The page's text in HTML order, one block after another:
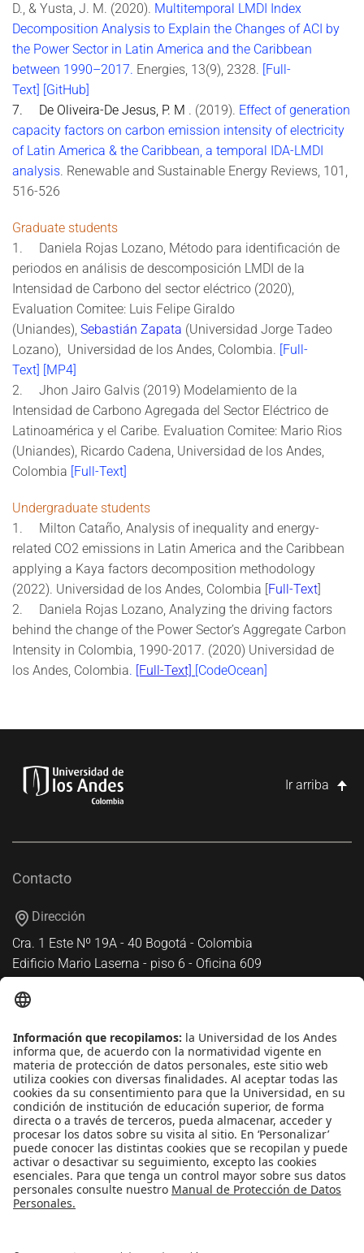
D., & Yusta, J. M. (2020). Multitemporal LMDI Index
Decomposition Analysis to Explain the Changes of ACI by
the Power Sector in Latin America and the Caribbean
between 1990–2017. Energies, 13(9), 2328. [Full-
Text] [GitHub]
7. De Oliveira-De Jesus, P. M . (2019). Effect of generation
capacity factors on carbon emission intensity of electricity
of Latin America & the Caribbean, a temporal IDA-LMDI
analysis. Renewable and Sustainable Energy Reviews, 101,
516-526
Graduate students
1. Daniela Rojas Lozano, Método para identificación de
periodos en análisis de descomposición LMDI de la
Intensidad de Carbono del sector eléctrico (2020),
Evaluation Comitee: Luis Felipe Giraldo
(Uniandes), Sebastián Zapata (Universidad Jorge Tadeo
Lozano), Universidad de los Andes, Colombia. [Full-
Text] [MP4]
2. Jhon Jairo Galvis (2019) Modelamiento de la
Intensidad de Carbono Agregada del Sector Eléctrico de
Latinoamérica y el Caribe. Evaluation Comitee: Mario Rios
(Uniandes), Ricardo Cadena, Universidad de los Andes,
Colombia [Full-Text]
Undergraduate students
1.
Milton Cataño, Analysis of inequality and energy-
related CO2 emissions in Latin America and the Caribbean
applying a Kaya factors decomposition methodology
(2022). Universidad de los Andes, Colombia [Full-Text]
2. Daniela Rojas Lozano, Analyzing the driving factors
behind the change of the Power Sector’s Aggregate Carbon
Intensity in Colombia, 1990-2017. (2020) Universidad de
los Andes, Colombia. [Full-Text] [CodeOcean]
Ir arriba
Contacto
Dirección
Cra. 1 Este Nº 19A - 40 Bogotá - Colombia
Edificio Mario Laserna - piso 6 - Oficina 609
Enlaces de interés
Línea de Transparencia Uniandes
Protección de datos Personales
Transparencia y Acceso a Información Pública